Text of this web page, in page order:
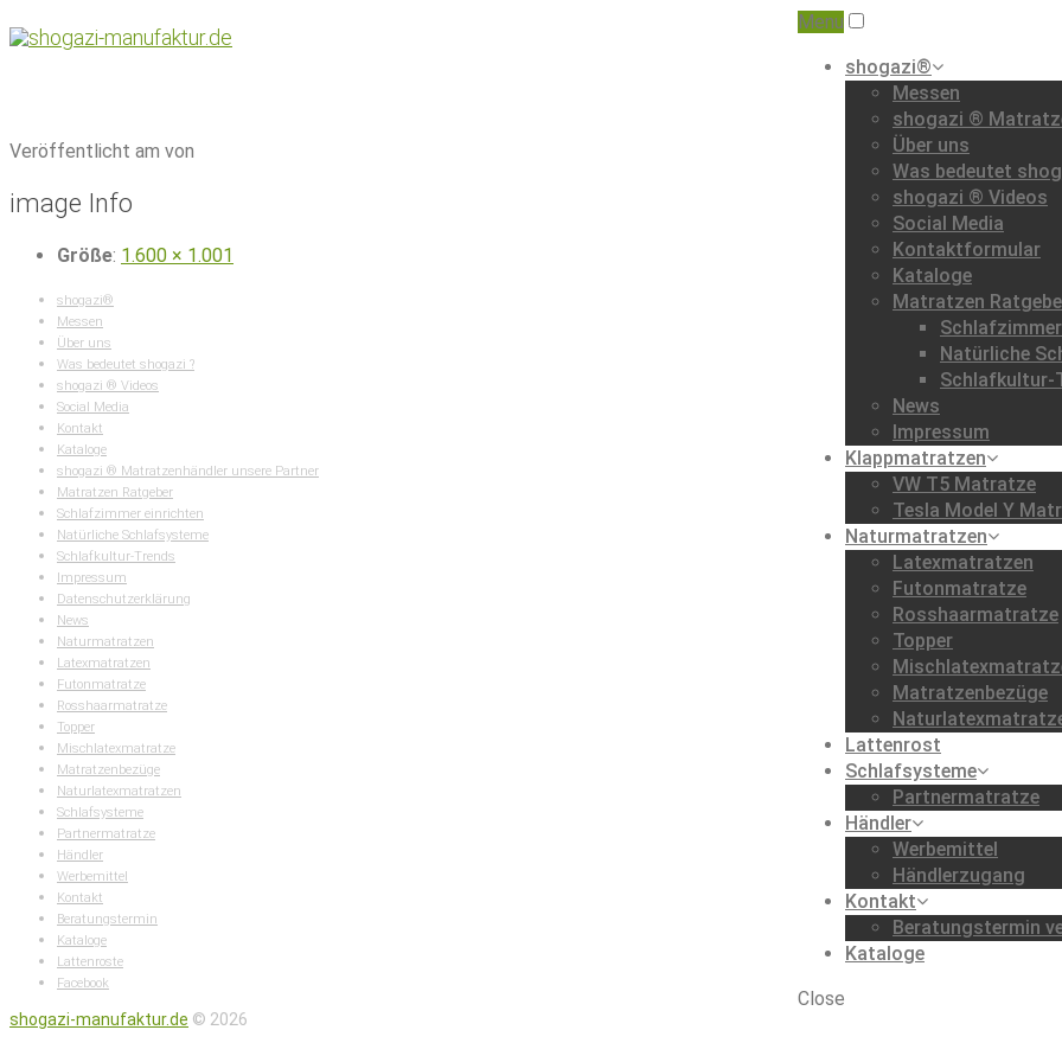
Menu
shogazi®
Messen
shogazi ®
Über uns
Was bedeutet
shogazi ® Videos
Social Media
Kontaktformular
Kataloge
Matratzen
Natürliche
Schlafkultur-
News
Impressum
Klappmatratzen
VW T5 Matratze
Tesla Model Y
Naturmatratzen
Latexmatratzen
Futonmatratze
Rosshaarmatratze
Topper
Matratzenbezüge
Lattenrost
Schlafsysteme
Partnermatratze
Händler
Werbemittel
Händlerzugang
Kontakt
Beratungstermin
Kataloge
Close
Veröffentlicht am von
image Info
Größe: 1.600 × 1.001
shogazi®
Messen
Über uns
Was bedeutet shogazi ?
shogazi ® Videos
Social Media
Kontakt
Kataloge
shogazi ® Matratzenhändler unsere Partner
Matratzen Ratgeber
Schlafzimmer einrichten
Natürliche Schlafsysteme
Schlafkultur-Trends
Impressum
Datenschutzerklärung
News
Naturmatratzen
Latexmatratzen
Futonmatratze
Rosshaarmatratze
Topper
Mischlatexmatratze
Matratzenbezüge
Naturlatexmatratzen
Schlafsysteme
Partnermatratze
Händler
Werbemittel
Kontakt
Beratungstermin
Kataloge
Lattenroste
Facebook
shogazi-manufaktur.de © 2026